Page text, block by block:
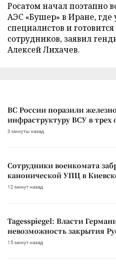
Росатом начал поэтапно
АЭС «Бушер» в Иране, где
специалистов и
сотрудников, заявил
Алексей Лихачев.
ВС России поразили
инфраструктуру ВСУ в трех
3 минуты назад
Сотрудники военкомата
канонической УПЦ в
12 минут назад
Tagesspiegel: Власти
невозможность закрытия
15 минут назад